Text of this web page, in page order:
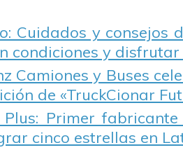
Cuidados y consejos
condiciones y disfrutar
Camiones y Buses
de «TruckCionar
Plus: Primer
cinco estrellas en